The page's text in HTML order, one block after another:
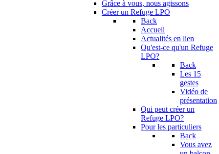
Grâce à vous, nous agissons
Créer un Refuge LPO
Back
Accueil
Actualités en lien
Qu'est-ce qu'un Refuge
LPO?
Back
Les 15
gestes
Vidéo de
présentation
Qui peut créer un
Refuge LPO?
Pour les particuliers
Back
Vous avez